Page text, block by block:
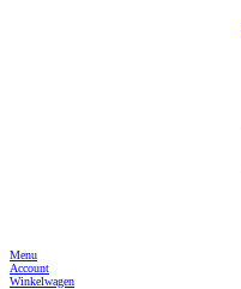
Menu
Account
Winkelwagen